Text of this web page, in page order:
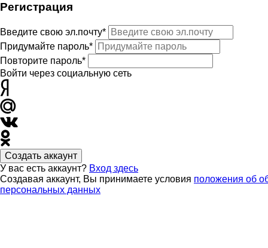
Регистрация
Введите свою эл.почту*
Придумайте пароль*
Повторите пароль*
Войти через социальную сеть
Создать аккаунт
У вас есть аккаунт? Вход здесь
Создавая аккаунт, Вы принимаете условия положения об
персональных данных